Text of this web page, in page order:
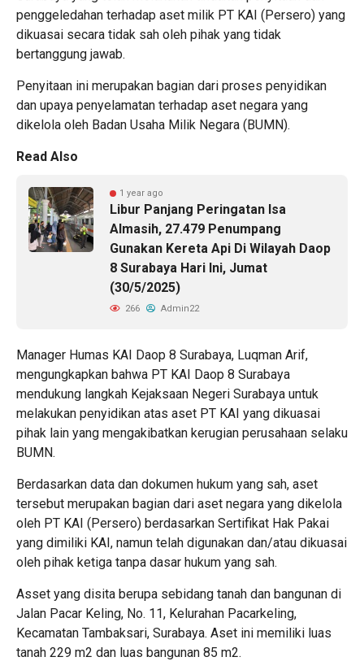
penggeledahan terhadap aset milik PT KAI (Persero) yang
dikuasai secara tidak sah oleh pihak yang tidak
bertanggung jawab.
Penyitaan ini merupakan bagian dari proses penyidikan
dan upaya penyelamatan terhadap aset negara yang
dikelola oleh Badan Usaha Milik Negara (BUMN).
Read Also
1 year ago
Libur Panjang Peringatan Isa
Almasih, 27.479 Penumpang
Gunakan Kereta Api Di Wilayah Daop
8 Surabaya Hari Ini, Jumat
(30/5/2025)
266 Admin22
Manager Humas KAI Daop 8 Surabaya, Luqman Arif,
mengungkapkan bahwa PT KAI Daop 8 Surabaya
mendukung langkah Kejaksaan Negeri Surabaya untuk
melakukan penyidikan atas aset PT KAI yang dikuasai
pihak lain yang mengakibatkan kerugian perusahaan selaku
BUMN.
Berdasarkan data dan dokumen hukum yang sah, aset
tersebut merupakan bagian dari aset negara yang dikelola
oleh PT KAI (Persero) berdasarkan Sertifikat Hak Pakai
yang dimiliki KAI, namun telah digunakan dan/atau dikuasai
oleh pihak ketiga tanpa dasar hukum yang sah.
Asset yang disita berupa sebidang tanah dan bangunan di
Jalan Pacar Keling, No. 11, Kelurahan Pacarkeling,
Kecamatan Tambaksari, Surabaya. Aset ini memiliki luas
tanah 229 m2 dan luas bangunan 85 m2.